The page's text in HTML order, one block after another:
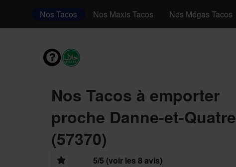
Nos Tacos Nos Maxis Tacos Nos Mégas Tacos
Nos Tacos à emporter
proche Danne-et-
(57370)
5/5 (voir les 8 avis)